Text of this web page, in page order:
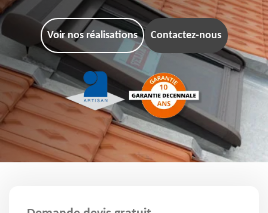
Voir nos réalisations Contactez-nous